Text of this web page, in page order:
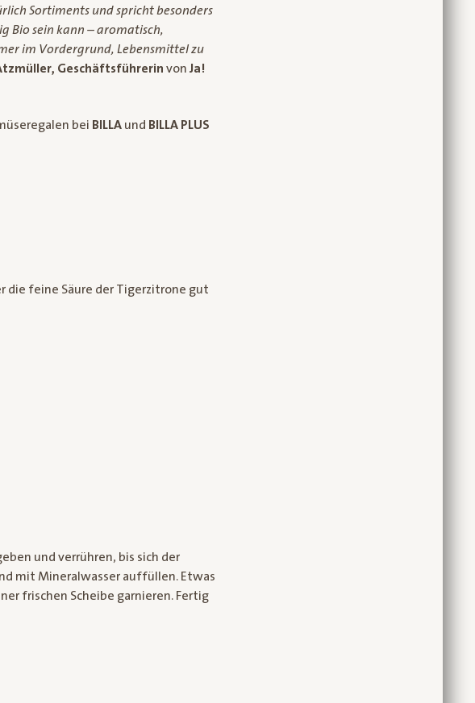
Sortiments und spricht besonders
Bio sein kann – aromatisch,
im Vordergrund, Lebensmittel zu
Geschäftsführerin von Ja!
bei BILLA und BILLA PLUS
die feine Säure der Tigerzitrone gut
und verrühren, bis sich der
mit Mineralwasser auffüllen. Etwas
frischen Scheibe garnieren. Fertig